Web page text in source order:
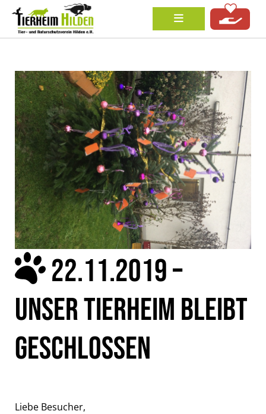
22.11.2019 –
UNSER TIERHEIM BLEIBT
GESCHLOSSEN
Liebe Besucher,